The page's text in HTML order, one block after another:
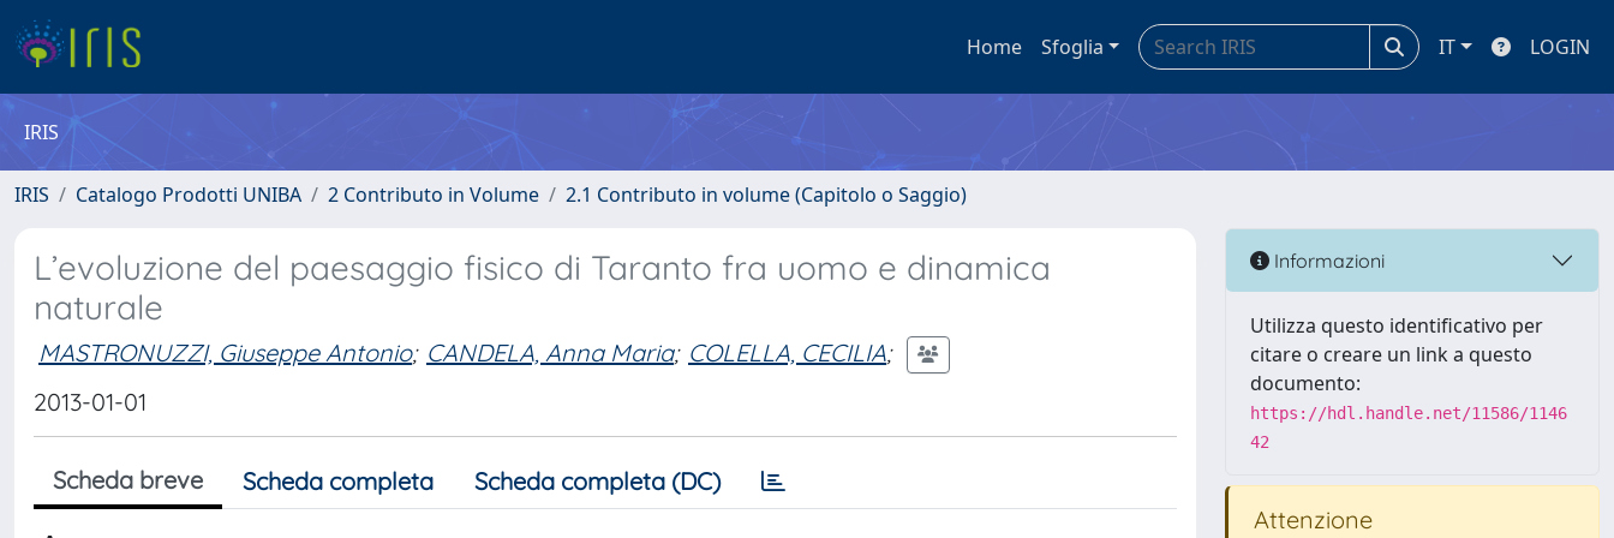
Home Sfoglia IT LOGIN
IRIS
IRIS Catalogo Prodotti UNIBA 2 Contributo in Volume 2.1 Contributo in volume (Capitolo o Saggio)
L’evoluzione del paesaggio fisico di Taranto fra uomo e dinamica
naturale
MASTRONUZZI, Giuseppe Antonio; CANDELA, Anna Maria; COLELLA, CECILIA;
2013-01-01
Scheda breve Scheda completa Scheda completa (DC)
Informazioni
Utilizza questo identificativo per
citare o creare un link a questo
documento:
https://hdl.handle.net/11586/1146
42
Attenzione